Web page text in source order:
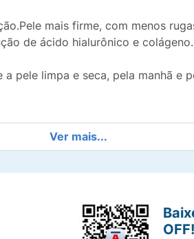
mais firme, com menos
de ácido hialurônico e colágeno.
pele limpa e seca, pela manhã e
Ver mais...
OFF!